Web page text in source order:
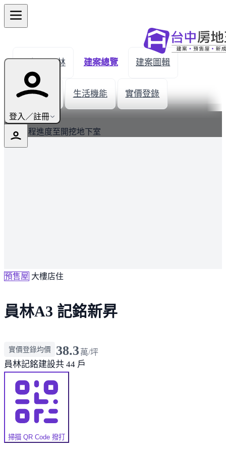
登入／註冊
← 返回員林 建案總覽 建案圖輯
建材設備 生活機能 實價登錄
最新
建案工程進度至開挖地下室
預售屋 大樓店住
員林A3 記銘新昇
實價登錄均價 38.3 萬/坪
員林記銘建設共 44 戶
掃描 QR Code 撥打